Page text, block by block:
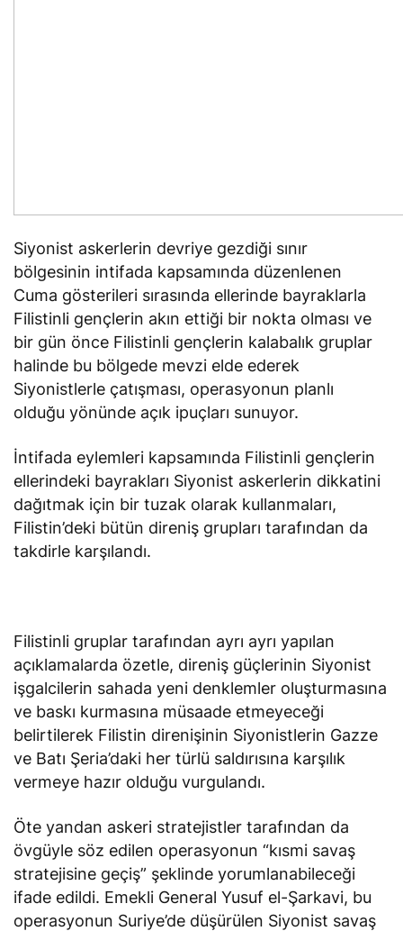
Siyonist askerlerin devriye gezdiği sınır
bölgesinin intifada kapsamında düzenlenen
Cuma gösterileri sırasında ellerinde bayraklarla
Filistinli gençlerin akın ettiği bir nokta olması ve
bir gün önce Filistinli gençlerin kalabalık gruplar
halinde bu bölgede mevzi elde ederek
Siyonistlerle çatışması, operasyonun planlı
olduğu yönünde açık ipuçları sunuyor.
İntifada eylemleri kapsamında Filistinli gençlerin
ellerindeki bayrakları Siyonist askerlerin dikkatini
dağıtmak için bir tuzak olarak kullanmaları,
Filistin’deki bütün direniş grupları tarafından da
takdirle karşılandı.
Filistinli gruplar tarafından ayrı ayrı yapılan
açıklamalarda özetle, direniş güçlerinin Siyonist
işgalcilerin sahada yeni denklemler oluşturmasına
ve baskı kurmasına müsaade etmeyeceği
belirtilerek Filistin direnişinin Siyonistlerin Gazze
ve Batı Şeria’daki her türlü saldırısına karşılık
vermeye hazır olduğu vurgulandı.
Öte yandan askeri stratejistler tarafından da
övgüyle söz edilen operasyonun “kısmi savaş
stratejisine geçiş” şeklinde yorumlanabileceği
ifade edildi. Emekli General Yusuf el-Şarkavi, bu
operasyonun Suriye’de düşürülen Siyonist savaş